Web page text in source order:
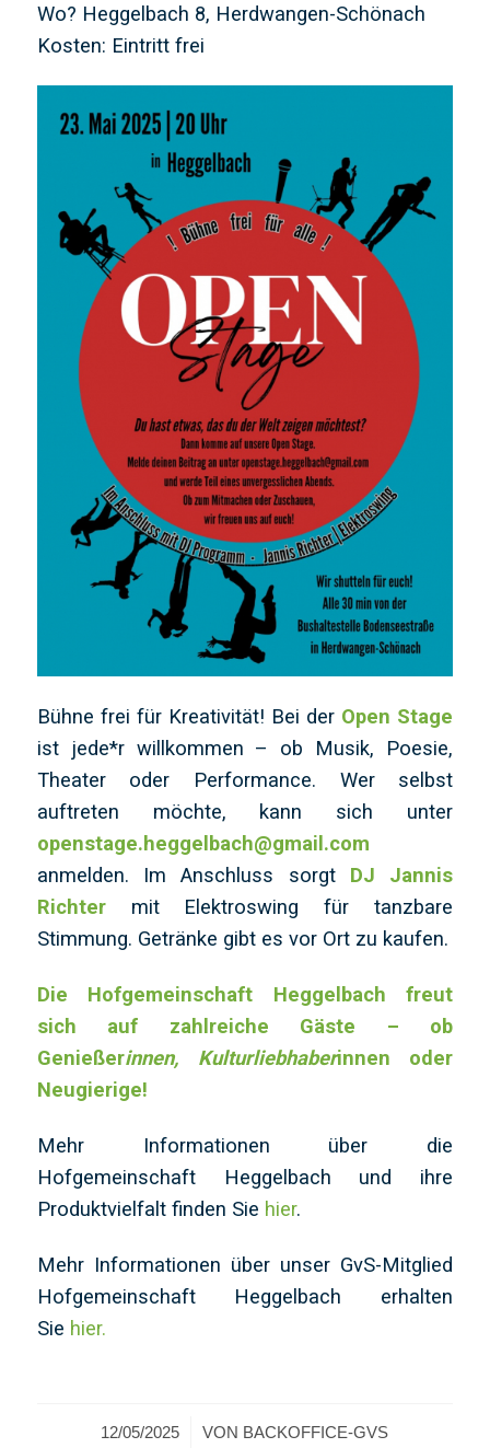
Wo? Heggelbach 8, Herdwangen-Schönach
Kosten: Eintritt frei
Bühne frei für Kreativität! Bei der Open Stage
ist jede*r willkommen – ob Musik, Poesie,
Theater oder Performance. Wer selbst
auftreten möchte, kann sich unter
openstage.heggelbach@gmail.com
anmelden. Im Anschluss sorgt DJ Jannis
Richtermit Elektroswing für tanzbare
Stimmung. Getränke gibt es vor Ort zu kaufen.
Die Hofgemeinschaft Heggelbach freut
sich auf zahlreiche Gäste – ob
Genießerinnen, Kulturliebhaberinnen oder
Neugierige!
Mehr Informationen über die
Hofgemeinschaft Heggelbach und ihre
Produktvielfalt finden Sie hier.
Mehr Informationen über unser GvS-Mitglied
Hofgemeinschaft Heggelbach erhalten
Sie hier.
12/05/2025
/ VON BACKOFFICE-GVS